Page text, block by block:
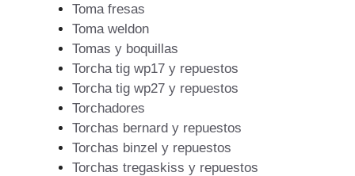
Toma fresas
Toma weldon
Tomas y boquillas
Torcha tig wp17 y repuestos
Torcha tig wp27 y repuestos
Torchadores
Torchas bernard y repuestos
Torchas binzel y repuestos
Torchas tregaskiss y repuestos